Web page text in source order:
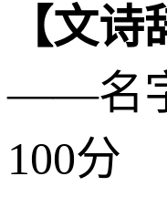
【文诗
——名
100分